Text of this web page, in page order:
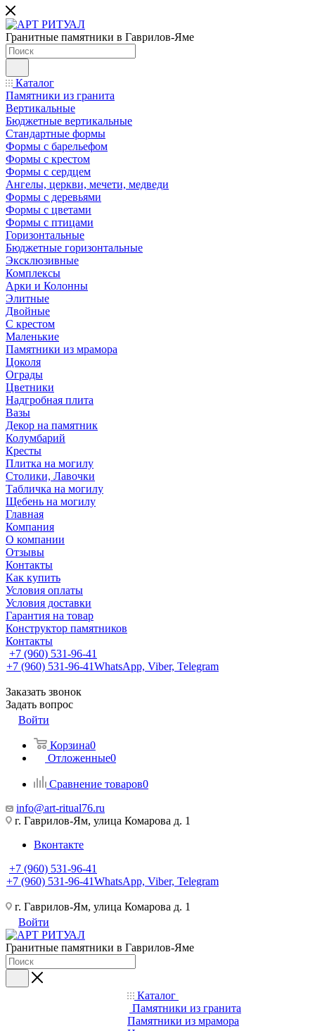
Гранитные памятники в Гаврилов-Яме
Каталог
Памятники из гранита
Вертикальные
Бюджетные вертикальные
Стандартные формы
Формы с барельефом
Формы с крестом
Формы с сердцем
Ангелы, церкви, мечети, медведи
Формы с деревьями
Формы с цветами
Формы с птицами
Горизонтальные
Бюджетные горизонтальные
Эксклюзивные
Комплексы
Арки и Колонны
Элитные
Двойные
С крестом
Маленькие
Памятники из мрамора
Цоколя
Ограды
Цветники
Надгробная плита
Вазы
Декор на памятник
Колумбарий
Кресты
Плитка на могилу
Столики, Лавочки
Табличка на могилу
Щебень на могилу
Главная
Компания
О компании
Отзывы
Контакты
Как купить
Условия оплаты
Условия доставки
Гарантия на товар
Конструктор памятников
Контакты
+7 (960) 531-96-41
+7 (960) 531-96-41WhatsApp, Viber, Telegram
Заказать звонок
Задать вопрос
Войти
Корзина0
Отложенные0
Сравнение товаров0
info@art-ritual76.ru
г. Гаврилов-Ям, улица Комарова д. 1
Вконтакте
+7 (960) 531-96-41
+7 (960) 531-96-41WhatsApp, Viber, Telegram
г. Гаврилов-Ям, улица Комарова д. 1
Войти
Гранитные памятники в Гаврилов-Яме
Каталог
Памятники из гранита
Памятники из мрамора